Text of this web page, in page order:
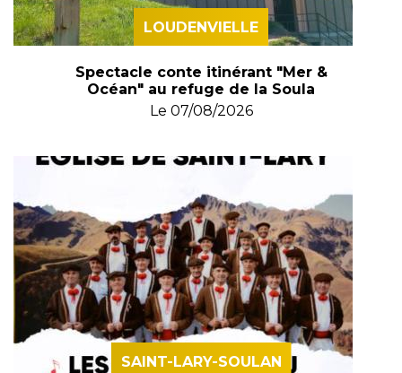
LOUDENVIELLE
Spectacle conte itinérant "Mer &
Océan" au refuge de la Soula
Le 07/08/2026
SAINT-LARY-SOULAN